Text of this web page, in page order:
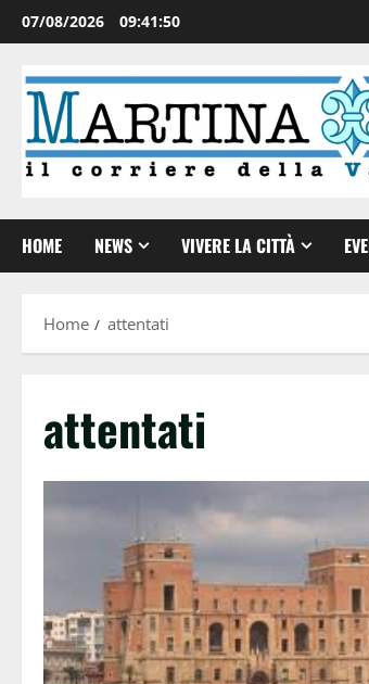
07/08/2026 09:41:51
HOME NEWS VIVERE LA CITTÀ
Home attentati
attentati